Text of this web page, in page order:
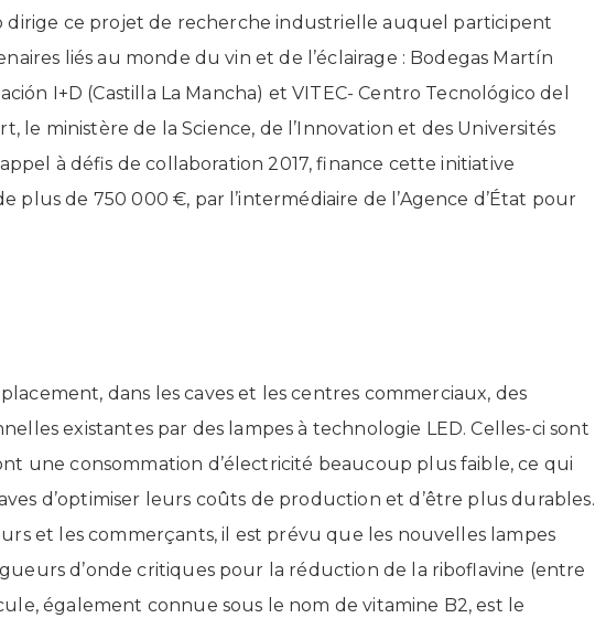
dirige ce projet de recherche industrielle auquel participent
liés au monde du vin et de l’éclairage : Bodegas Martín
I+D (Castilla La Mancha) et VITEC- Centro Tecnológico del
le ministère de la Science, de l’Innovation et des Universités
à défis de collaboration 2017, finance cette initiative
plus de 750 000 €, par l’intermédiaire de l’Agence d’État pour
dans les caves et les centres commerciaux, des
existantes par des lampes à technologie LED. Celles-ci sont
une consommation d’électricité beaucoup plus faible, ce qui
d’optimiser leurs coûts de production et d’être plus durables.
et les commerçants, il est prévu que les nouvelles lampes
d’onde critiques pour la réduction de la riboflavine (entre
également connue sous le nom de vitamine B2, est le